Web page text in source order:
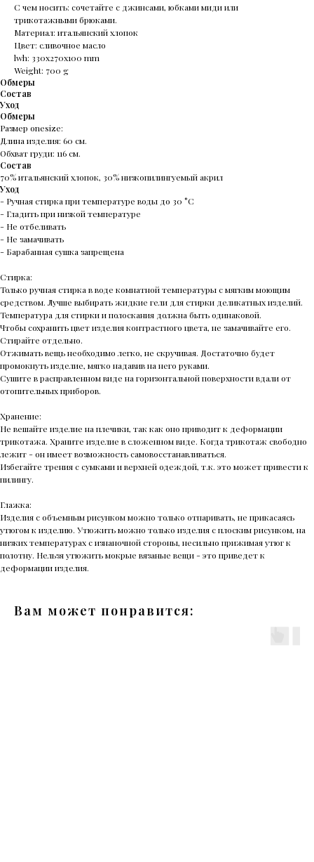
С чем носить: сочетайте с джинсами, юбками миди или
трикотажными брюками.
Материал: итальянский хлопок
Цвет: сливочное масло
lwh: 330x270x100 mm
Weight: 700 g
Обмеры
Состав
Уход
Обмеры
Размер onesize:
Длина изделия: 60 см.
Обхват груди: 116 см.
Состав
70% итальянский хлопок, 30% низкопилингуемый акрил
Уход
- Ручная стирка при температуре воды до 30 °C
- Гладить при низкой температуре
- Не отбеливать
- Не замачивать
- Барабанная сушка запрещена
Стирка:
Только ручная стирка в воде комнатной температуры с мягким моющим
средством. Лучше выбирать жидкие гели для стирки деликатных изделий.
Температура для стирки и полоскания должна быть одинаковой.
Чтобы сохранить цвет изделия контрастного цвета, не замачивайте его.
Стирайте отдельно.
Отжимать вещь необходимо легко, не скручивая. Достаточно будет
промокнуть изделие, мягко надавив на него руками.
Сушите в расправленном виде на горизонтальной поверхности вдали от
отопительных приборов.
Хранение:
Не вешайте изделие на плечики, так как оно приводит к деформации
трикотажа. Храните изделие в сложенном виде. Когда трикотаж свободно
лежит - он имеет возможность самовосстанавливаться.
Избегайте трения с сумками и верхней одеждой, т.к. это может привести к
пилингу.
Глажка:
Изделия с объемным рисунком можно только отпаривать, не прикасаясь
утюгом к изделию. Утюжить можно только изделия с плоским рисунком, на
низких температурах с изнаночной стороны, несильно прижимая утюг к
полотну. Нельзя утюжить мокрые вязаные вещи - это приведет к
деформации изделия.
Вам может понравится: